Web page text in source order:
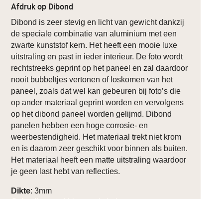
Afdruk op Dibond
Dibond is zeer stevig en licht van gewicht dankzij
de speciale combinatie van aluminium met een
zwarte kunststof kern. Het heeft een mooie luxe
uitstraling en past in ieder interieur. De foto wordt
rechtstreeks geprint op het paneel en zal daardoor
nooit bubbeltjes vertonen of loskomen van het
paneel, zoals dat wel kan gebeuren bij foto’s die
op ander materiaal geprint worden en vervolgens
op het dibond paneel worden gelijmd. Dibond
panelen hebben een hoge corrosie- en
weerbestendigheid. Het materiaal trekt niet krom
en is daarom zeer geschikt voor binnen als buiten.
Het materiaal heeft een matte uitstraling waardoor
je geen last hebt van reflecties.
Dikte: 3mm